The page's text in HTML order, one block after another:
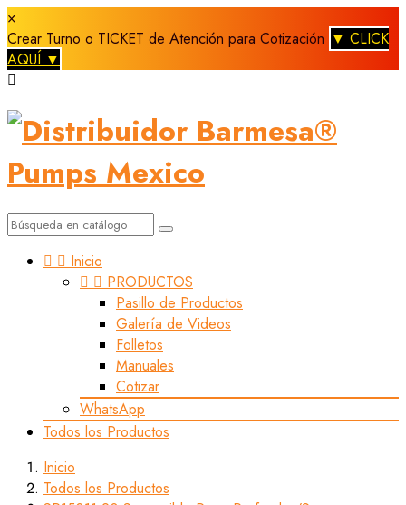
×
Crear Turno o TICKET de Atención para Cotización ▼ CLICK
AQUÍ ▼

  Inicio
  PRODUCTOS
Pasillo de Productos
Galería de Videos
Folletos
Manuales
Cotizar
WhatsApp
Todos los Productos
Inicio
Todos los Productos